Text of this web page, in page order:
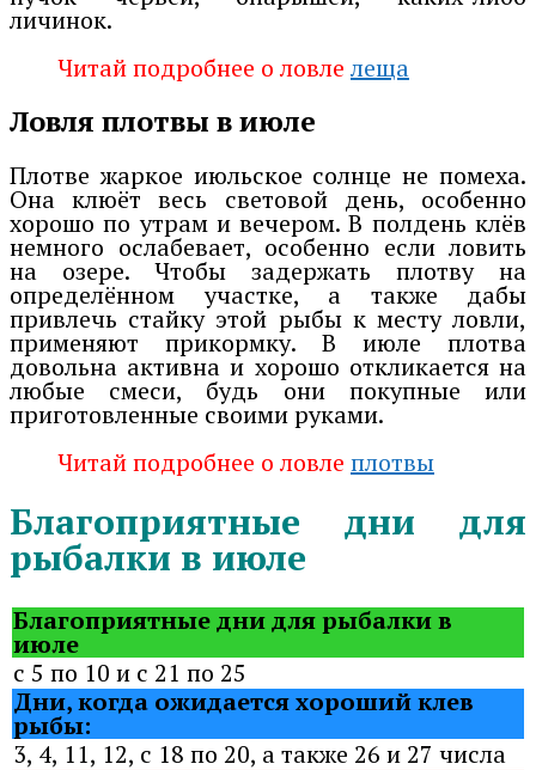
личинок.
Читай подробнее о ловле леща
Ловля плотвы в июле
Плотве жаркое июльское солнце не помеха.
Она клюёт весь световой день, особенно
хорошо по утрам и вечером. В полдень клёв
немного ослабевает, особенно если ловить
на озере. Чтобы задержать плотву на
определённом участке, а также дабы
привлечь стайку этой рыбы к месту ловли,
применяют прикормку. В июле плотва
довольна активна и хорошо откликается на
любые смеси, будь они покупные или
приготовленные своими руками.
Читай подробнее о ловле плотвы
Благоприятные дни для
рыбалки в июле
Благоприятные дни для рыбалки в
июле
с 5 по 10 и с 21 по 25
Дни, когда ожидается хороший клев
рыбы:
3, 4, 11, 12, с 18 по 20, а также 26 и 27 числа